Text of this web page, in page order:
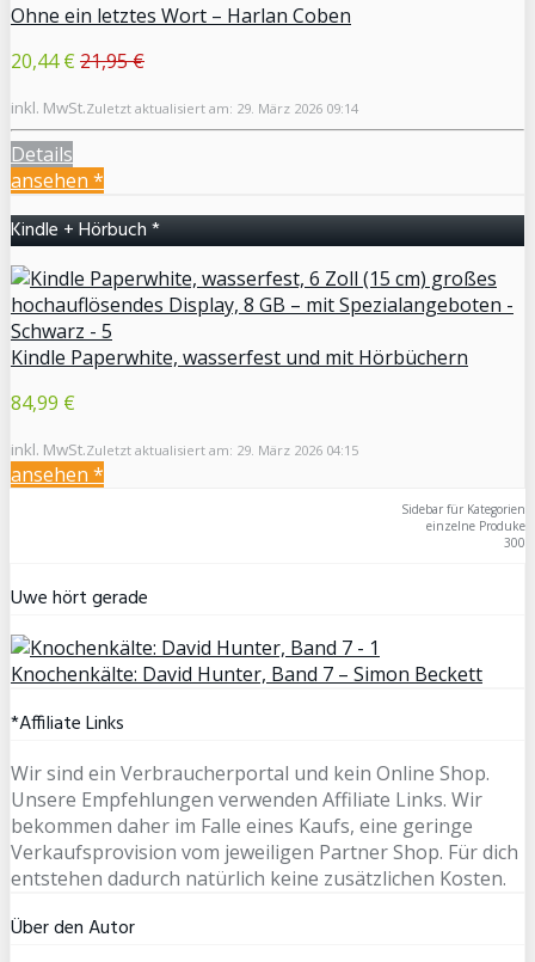
Ohne ein letztes Wort – Harlan Coben
20,44 € 21,95 €
inkl. MwSt.Zuletzt aktualisiert am: 29. März 2026 09:14
Details
ansehen *
Kindle + Hörbuch *
Kindle Paperwhite, wasserfest und mit Hörbüchern
84,99 €
inkl. MwSt.Zuletzt aktualisiert am: 29. März 2026 04:15
ansehen *
Sidebar für Kategorien
einzelne Produke
300
Uwe hört gerade
Knochenkälte: David Hunter, Band 7 – Simon Beckett
*Affiliate Links
Wir sind ein Verbraucherportal und kein Online Shop.
Unsere Empfehlungen verwenden Affiliate Links. Wir
bekommen daher im Falle eines Kaufs, eine geringe
Verkaufsprovision vom jeweiligen Partner Shop. Für dich
entstehen dadurch natürlich keine zusätzlichen Kosten.
Über den Autor